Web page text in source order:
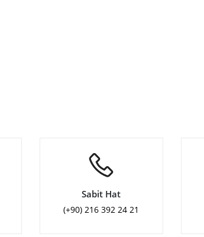
Sabit Hat
(+90) 216 392 24 21